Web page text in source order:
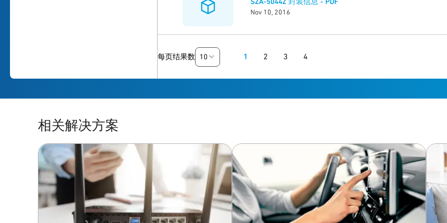
Nov 10, 2016
每页结果数 10 1 2 3 4
相关解决方案